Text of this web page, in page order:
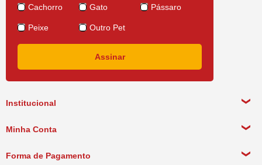
Institucional
Política de Pagamento
Minha Conta
Forma de Pagamento
Cachorro
Gato Pássaro
Peixe Outro Pet